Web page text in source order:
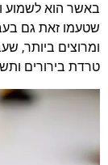
באשר הוא לשמוע
שטעמו זאת גם
ומרוצים ביותר,
טרדת בירורים